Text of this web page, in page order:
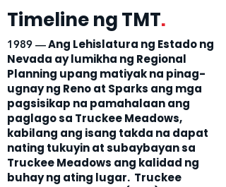
Timeline ng TMT.
1989 —Ang Lehislatura ng Estado ng
Nevada ay lumikha ng Regional
Planning upang matiyak na pinag-
ugnay ng Reno at Sparks ang mga
pagsisikap na pamahalaan ang
paglago sa Truckee Meadows,
kabilang ang isang takda na dapat
nating tukuyin at subaybayan sa
Truckee Meadows ang kalidad ng
buhay ng ating lugar. Truckee